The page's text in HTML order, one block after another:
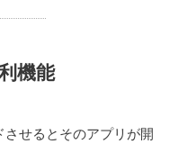
機能
せるとそのアプリが開